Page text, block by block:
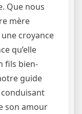
Que nous
mère
croyance
qu’elle
fils bien-
guide
son amour